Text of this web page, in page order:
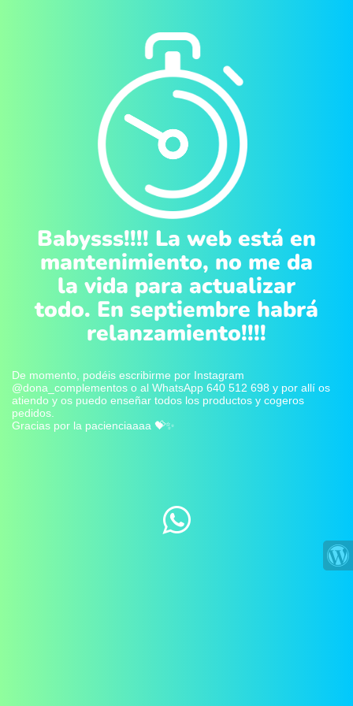
Babysss!!!! La web está en
mantenimiento, no me da
la vida para actualizar
todo. En septiembre habrá
relanzamiento!!!!
De momento, podéis escribirme por Instagram
@dona_complementos o al WhatsApp 640 512 698 y por allí os
atiendo y os puedo enseñar todos los productos y cogeros
pedidos.
Gracias por la pacienciaaaa 💝✨